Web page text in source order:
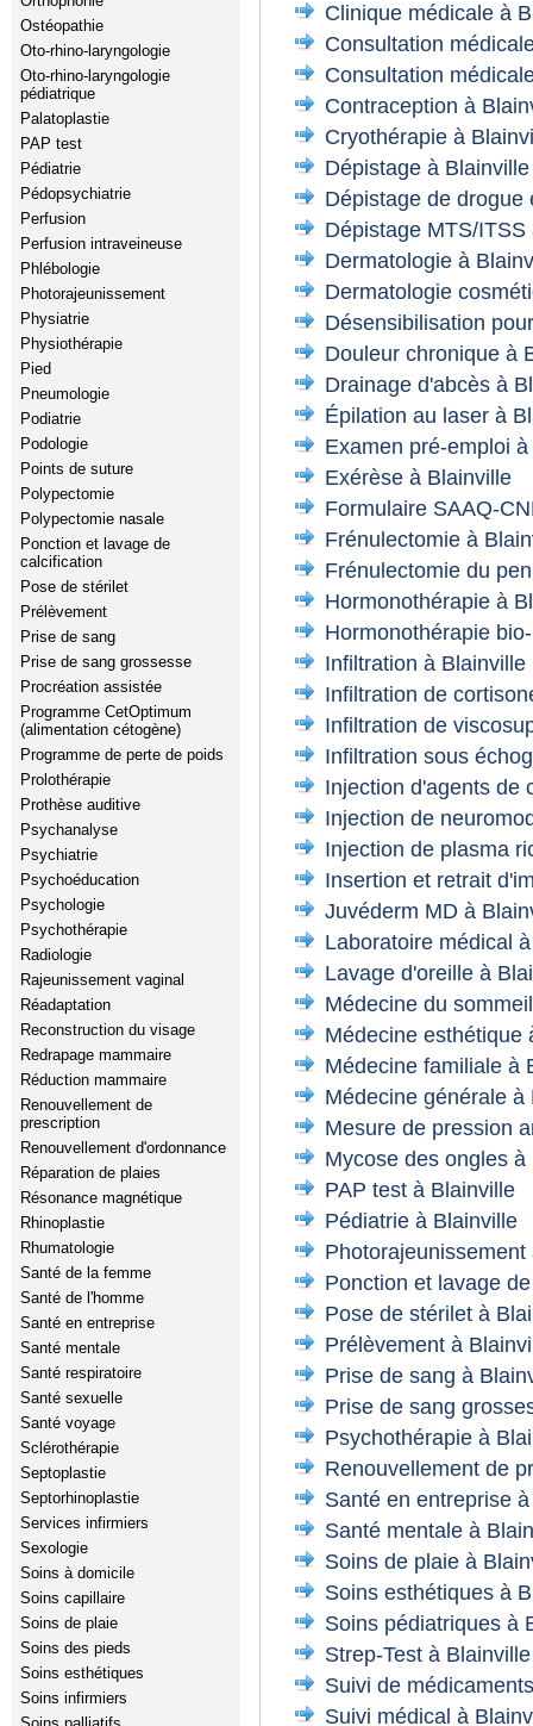
Ostéopathie
Oto-rhino-laryngologie
Oto-rhino-laryngologie
pédiatrique
Palatoplastie
PAP test
Pédiatrie
Pédopsychiatrie
Perfusion
Perfusion intraveineuse
Phlébologie
Photorajeunissement
Physiatrie
Physiothérapie
Pied
Pneumologie
Podiatrie
Podologie
Points de suture
Polypectomie
Polypectomie nasale
Ponction et lavage de
calcification
Pose de stérilet
Prélèvement
Prise de sang
Prise de sang grossesse
Procréation assistée
Programme CetOptimum
(alimentation cétogène)
Programme de perte de poids
Prolothérapie
Prothèse auditive
Psychanalyse
Psychiatrie
Psychoéducation
Psychologie
Psychothérapie
Radiologie
Rajeunissement vaginal
Réadaptation
Reconstruction du visage
Redrapage mammaire
Réduction mammaire
Renouvellement de
prescription
Renouvellement d'ordonnance
Réparation de plaies
Résonance magnétique
Rhinoplastie
Rhumatologie
Santé de la femme
Santé de l'homme
Santé en entreprise
Santé mentale
Santé respiratoire
Santé sexuelle
Santé voyage
Sclérothérapie
Septoplastie
Septorhinoplastie
Services infirmiers
Sexologie
Soins à domicile
Soins capillaire
Soins de plaie
Soins des pieds
Soins esthétiques
Soins infirmiers
Clinique médicale à
Consultation
Consultation
Contraception à
Cryothérapie à
Dépistage à Blainville
Dépistage de drogue
Dépistage MTS/ITSS
Dermatologie à
Dermatologie
Désensibilisation
Douleur chronique à
Drainage d'abcès à
Épilation au laser à
Examen pré-emploi
Exérèse à Blainville
Formulaire SAAQ-
Frénulectomie à
Frénulectomie du
Hormonothérapie à
Hormonothérapie
Infiltration à Blainville
Infiltration de
Infiltration de
Infiltration sous
Injection d'agents de
Injection de
Injection de plasma
Insertion et retrait
Juvéderm MD à
Laboratoire médical
Lavage d'oreille à
Médecine du
Médecine esthétique
Médecine familiale à
Médecine générale à
Mesure de pression
Mycose des ongles à
PAP test à Blainville
Pédiatrie à Blainville
Photorajeunissement
Ponction et lavage
Pose de stérilet à
Prélèvement à
Prise de sang à
Prise de sang
Psychothérapie à
Renouvellement de
Santé en entreprise
Santé mentale à
Soins de plaie à
Soins esthétiques à
Soins pédiatriques à
Strep-Test à Blainville
Suivi de
Suivi médical à